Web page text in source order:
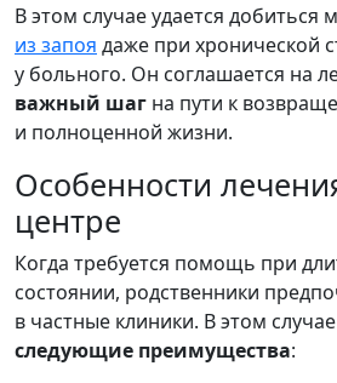
В этом случае удается добиться
из запоя даже при хронической
у больного. Он соглашается на
важный шаг на пути к
и полноценной жизни.
Особенности
центре
Когда требуется помощь при
состоянии, родственники
в частные клиники. В этом
следующие преимущества: